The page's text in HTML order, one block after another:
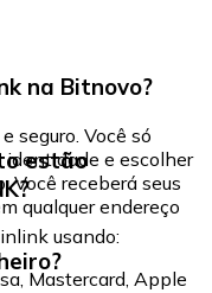
na Bitnovo?
seguro. Você só
identidade e escolher
Você receberá seus
qualquer endereço
estão
usando:
Mastercard, Apple